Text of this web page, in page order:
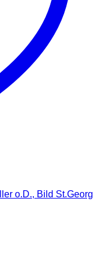
o.D., Bild St.Georg